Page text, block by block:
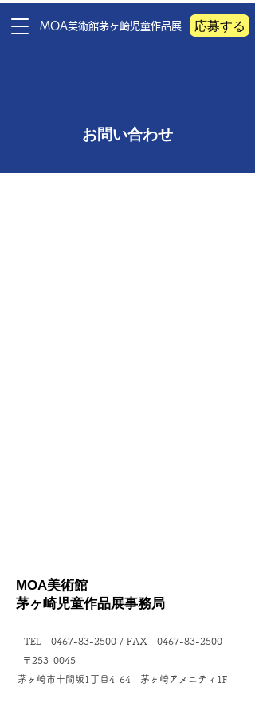
​MOA美術館茅ヶ崎児童作品展 応募する
お問い合わせ
MOA美術館
茅ヶ崎児童作品展事務局
TEL0467-83-2500/ FAX 0467-83-2500
〒253-0045
茅ヶ崎市十間坂1丁目4-64 茅ヶ崎アメニティ1F